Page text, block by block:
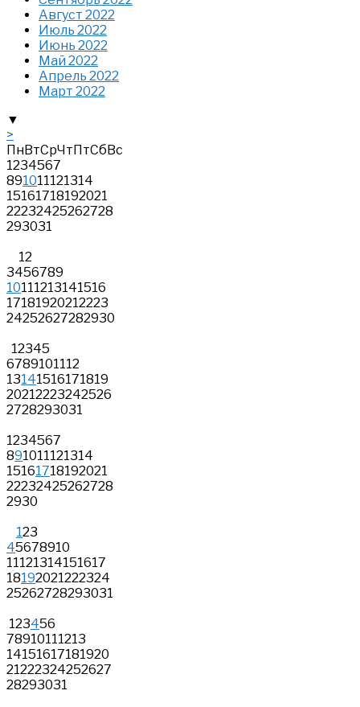
Август 2022
Июль 2022
Июнь 2022
Май 2022
Апрель 2022
Март 2022
▼
>
ПнВтСрЧтПтСбВс
1234567
891011121314
15161718192021
22232425262728
293031
12
3456789
10111213141516
17181920212223
24252627282930
12345
6789101112
13141516171819
20212223242526
2728293031
1234567
891011121314
15161718192021
22232425262728
2930
123
45678910
11121314151617
18192021222324
25262728293031
123456
78910111213
14151617181920
21222324252627
28293031